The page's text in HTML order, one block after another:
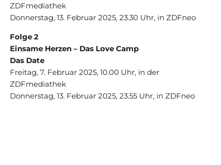
ZDFmediathek
Donnerstag, 13. Februar 2025, 23.30 Uhr, in ZDFneo
Folge 2
Einsame Herzen – Das Love Camp
Das Date
Freitag, 7. Februar 2025, 10.00 Uhr, in der
ZDFmediathek
Donnerstag, 13. Februar 2025, 23.55 Uhr, in ZDFneo